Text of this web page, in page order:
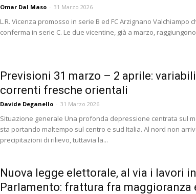
Omar Dal Maso - 31 Marzo 2026
L.R. Vicenza promosso in serie B ed FC Arzignano Valchiampo
conferma in serie C. Le due vicentine, già a marzo,
Previsioni 31 marzo – 2 aprile:
correnti fresche orientali
Davide Deganello - 31 Marzo 2026
Situazione generale Una profonda depressione centrata sul
sta portando maltempo sul centro e sud Italia. Al nord non
precipitazioni di rilievo, tuttavia la...
Nuova legge elettorale, al via i lavori in
Parlamento: frattura fra maggioranza